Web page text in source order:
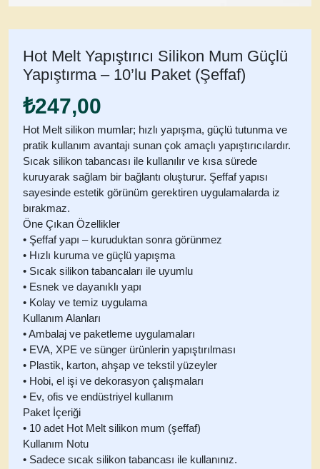
Hot Melt Yapıştırıcı Silikon Mum Güçlü
Yapıştırma – 10’lu Paket (Şeffaf)
₺247,00
Hot Melt silikon mumlar; hızlı yapışma, güçlü tutunma ve
pratik kullanım avantajı sunan çok amaçlı yapıştırıcılardır.
Sıcak silikon tabancası ile kullanılır ve kısa sürede
kuruyarak sağlam bir bağlantı oluşturur. Şeffaf yapısı
sayesinde estetik görünüm gerektiren uygulamalarda iz
bırakmaz.
Öne Çıkan Özellikler
• Şeffaf yapı – kuruduktan sonra görünmez
• Hızlı kuruma ve güçlü yapışma
• Sıcak silikon tabancaları ile uyumlu
• Esnek ve dayanıklı yapı
• Kolay ve temiz uygulama
Kullanım Alanları
• Ambalaj ve paketleme uygulamaları
• EVA, XPE ve sünger ürünlerin yapıştırılması
• Plastik, karton, ahşap ve tekstil yüzeyler
• Hobi, el işi ve dekorasyon çalışmaları
• Ev, ofis ve endüstriyel kullanım
Paket İçeriği
• 10 adet Hot Melt silikon mum (şeffaf)
Kullanım Notu
• Sadece sıcak silikon tabancası ile kullanınız.